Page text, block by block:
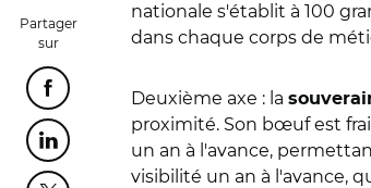
Partager
sur
Partager cette page sur Facebook
Partager cette page sur Linkedin
nationale s'établit à 100
dans chaque corps de
Deuxième axe : la
proximité. Son bœuf est
un an à l'avance,
visibilité un an à l'avance,